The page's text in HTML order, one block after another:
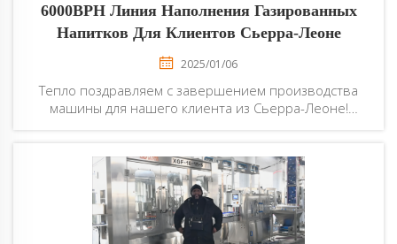
6000BPH Линия Наполнения Газированных
Напитков Для Клиентов Сьерра-Леоне
2025/01/06
Тепло поздравляем с завершением производства
машины для нашего клиента из Сьерра-Леоне!
производственной линии. И теперь закончил и тест
успешно.